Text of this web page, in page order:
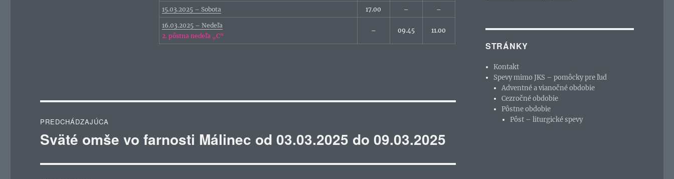
15.03.2025 – Sobota 17.00 – –
16.03.2025 – Nedeľa
2. pôstna nedeľa „C“
– 09.45 11.00
v
PREDCHÁDZAJÚCA
Predchádzajúci
Sväté omše vo farnosti Málinec od 03.03.2025 do 09.03.2025
STRÁNKY
Kontakt
Spevy mimo JKS – pomôcky pre ľud
Adventné a vianočné obdobie
Cezročné obdobie
Pôstne obdobie
Pôst – liturgické spevy